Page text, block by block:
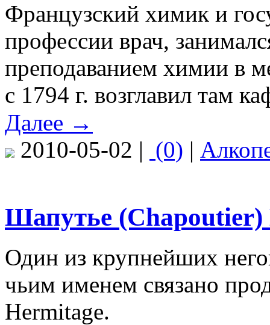
Французский химик и
профессии врач,
преподаванием химии в
с 1794 г. возглавил там
Далее →
2010-05-02 | (0) |
Шапутье
Один из крупнейших
чьим именем связано
Hermitage.